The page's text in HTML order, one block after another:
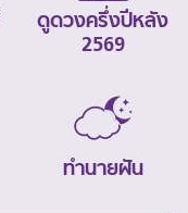
ดูดวงครึ่งปีหลัง
2569
ทำนายฝัน